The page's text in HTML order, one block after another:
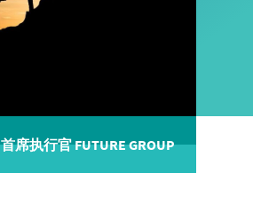
首席执行官 FUTURE GROUP